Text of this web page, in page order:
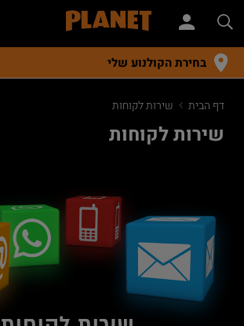
בחירת הקולנוע שלי
דף הבית שירות לקוחות
שירות לקוחות